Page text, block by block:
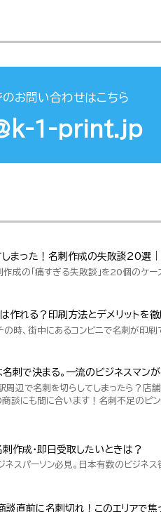
のお問い合わせはこちら
1-print.jp
しまった！名刺作成の失敗談20選
成の「痛すぎる失敗談」を20個のケー
作れる？印刷方法とデメリットを
時、街中にあるコンビニで名刺が印
刺で決まる。一流のビジネスマン
駅周辺で名刺を切らしてしまったら？店
商談にも間に合います！名刺不足のピン
作成・即日受取したいときは？
スパーソン必見。日本有数のビジネ
談直前に名刺切れ！このエリアで